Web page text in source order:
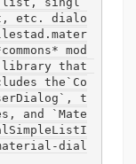
etc. dialo
mod
library that
the`Co
t
and `Mate
dial